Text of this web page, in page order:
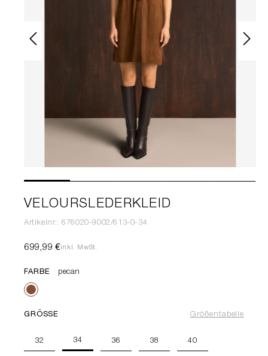
VELOURSLEDERKLEID
Artikelnr.: 676020-9002/613-0-34
699,99 €inkl. MwSt.
FARBE pecan
GRÖSSE Größentabelle
32 34 36 38 40